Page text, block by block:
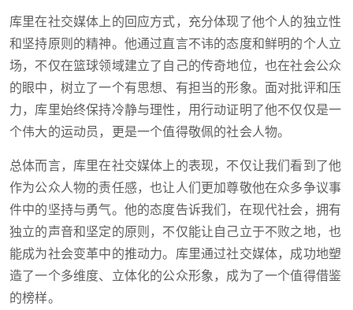
库里在社交媒体上的回应方式，充分体现了他个人的独立性
和坚持原则的精神。他通过直言不讳的态度和鲜明的个人立
场，不仅在篮球领域建立了自己的传奇地位，也在社会公众
的眼中，树立了一个有思想、有担当的形象。面对批评和压
力，库里始终保持冷静与理性，用行动证明了他不仅仅是一
个伟大的运动员，更是一个值得敬佩的社会人物。
总体而言，库里在社交媒体上的表现，不仅让我们看到了他
作为公众人物的责任感，也让人们更加尊敬他在众多争议事
件中的坚持与勇气。他的态度告诉我们，在现代社会，拥有
独立的声音和坚定的原则，不仅能让自己立于不败之地，也
能成为社会变革中的推动力。库里通过社交媒体，成功地塑
造了一个多维度、立体化的公众形象，成为了一个值得借鉴
的榜样。